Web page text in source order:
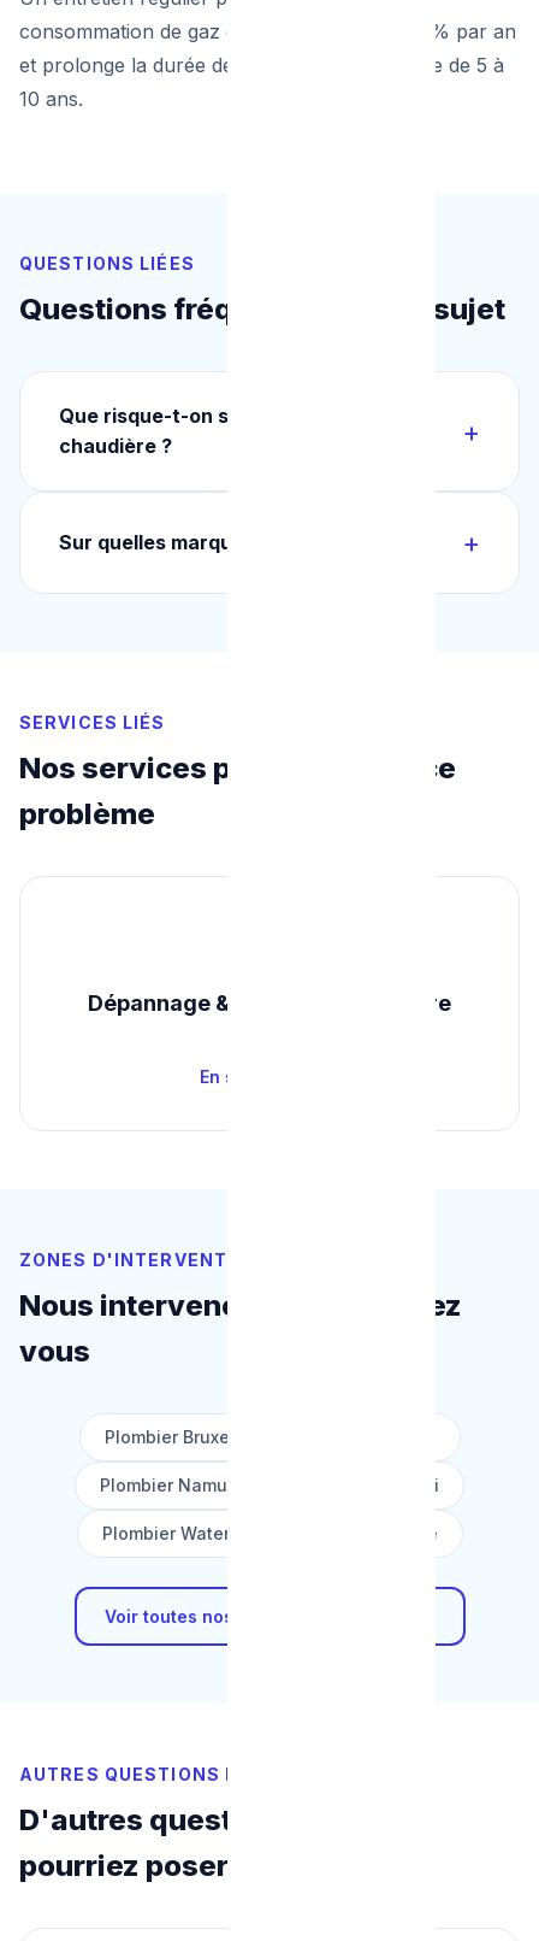
consommation de gaz ou mazout de 5% à 15% par an
et prolonge la durée de vie de votre chaudière de 5 à
10 ans.
QUESTIONS LIÉES
Questions fréquentes sur ce sujet
Que risque-t-on sans entretien de
chaudière ?
Sur quelles marques intervenez-vous ?
SERVICES LIÉS
Nos services pour résoudre ce
problème
Dépannage & Entretien Chaudière
En savoir plus →
ZONES D'INTERVENTION
Nous intervenons près de chez
vous
Plombier Bruxelles
Plombier Namur Plombier Charleroi
Plombier Waterloo Plombier Wavre
Voir toutes nos zones d'intervention →
AUTRES QUESTIONS FRÉQUENTES
D'autres questions que vous
pourriez poser